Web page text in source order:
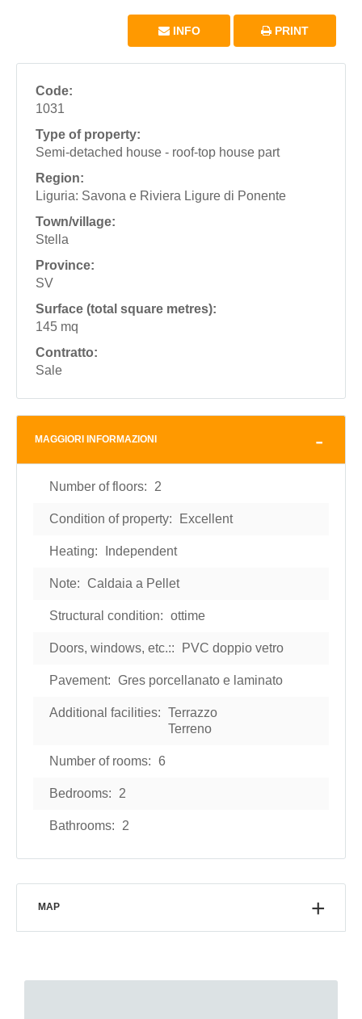
INFO PRINT
Code:
1031
Type of property:
Semi-detached house - roof-top house part
Region:
Liguria: Savona e Riviera Ligure di Ponente
Town/village:
Stella
Province:
SV
Surface (total square metres):
145 mq
Contratto:
Sale
MAGGIORI INFORMAZIONI
Number of floors: 2
Condition of property: Excellent
Heating: Independent
Note: Caldaia a Pellet
Structural condition: ottime
Doors, windows, etc.:: PVC doppio vetro
Pavement: Gres porcellanato e laminato
Additional facilities: Terrazzo
Terreno
Number of rooms: 6
Bedrooms: 2
Bathrooms: 2
MAP